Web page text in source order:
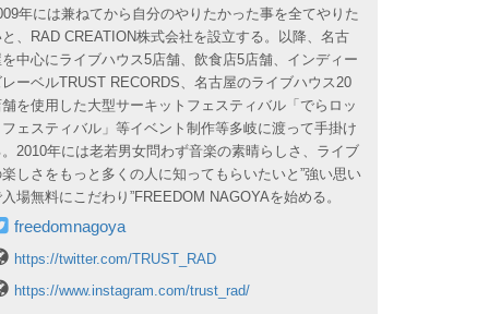
年には兼ねてから自分のやりたかった事を全てやりた
、RAD CREATION株式会社を設立する。以降、名古
中心にライブハウス5店舗、飲食店5店舗、インディー
ーベルTRUST RECORDS、名古屋のライブハウス20
を使用した大型サーキットフェスティバル「でらロッ
ェスティバル」等イベント制作等多岐に渡って手掛け
2010年には老若男女問わず音楽の素晴らしさ、ライブ
しさをもっと多くの人に知ってもらいたいと”強い思い
場無料にこだわり”FREEDOM NAGOYAを始める。
freedomnagoya
https://twitter.com/TRUST_RAD
https://www.instagram.com/trust_rad/